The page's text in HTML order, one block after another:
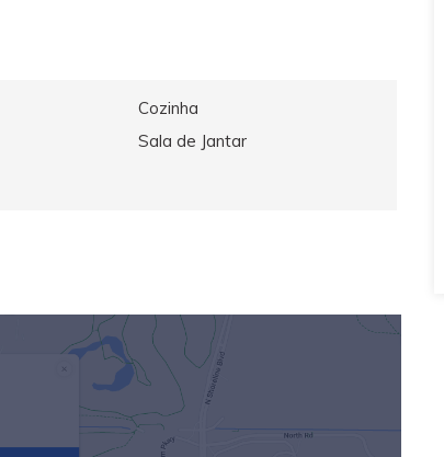
Cozinha
Sala de Jantar